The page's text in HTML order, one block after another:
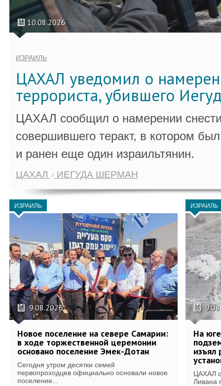
10.08.2026
ИЗРАИЛЬ
ЦАХАЛ уведомил о
террориста, убившего
ЦАХАЛ сообщил о намерении
совершившего теракт, в котором
и ранен еще один израильтянин.
ЦАХАЛ ИЕГУДА ШЕРМАН
ИЗРАИЛЬ
9.08.2026
Новое поселение на севере Самарии:
в ходе торжественной церемонии
основано поселение Эмек-Дотан
Сегодня утром десятки семей
первопроходцев официально основали новое
поселение...
ИЗРАИЛЬ
На
изъял
ЦАХАЛ
Ливана